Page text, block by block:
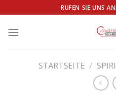
to
content
RUFEN SIE UNS
STARTSEITE /